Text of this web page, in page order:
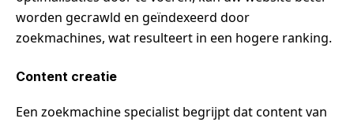
worden gecrawld en geïndexeerd door
zoekmachines, wat resulteert in een hogere ranking.
Content creatie
Een zoekmachine specialist begrijpt dat content van